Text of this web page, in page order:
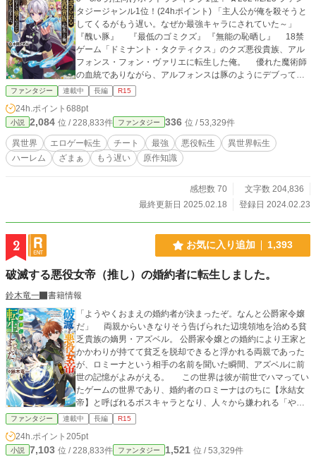
タジージャンル1位！(24hポイント) 「主人公が俺を殺そうと
してくるがもう遅い。なぜか最強キャラにされていた～」
『醜い豚』 『最低のゴミクズ』 『無能の恥晒し』 18禁
ゲーム「ドミナント・タクティクス」のクズ悪役貴族、アル
フォンス・フォン・ヴァリエに転生した俺。 優れた魔術師
の血統でありながら、アルフォンスは豚のようにデブってお
り、性格は傲慢かつ怠惰。しかも女の子を痛ぶるのが性癖の
ゴミクズ。 魔術の鍛錬はまったくしてないから、戦闘でも
クソ雑魚であった。 ゲーム序盤で主人公にボコられて、
悪事を暴かれて断罪される、ざまぁ対象であった。 プレイ
ヤーをスカッとさせるためだけの存在。 そんな破滅の運命
を回避するため、俺はレベルを上げまくって強くなる。 つ
いでに痩せて、女の子にも優しくなったら……なぜか主人公
人公だ」 「お前のせいで原作が壊れた。絶対に許さない。お
前を殺す」 「理不尽すぎません？」 原作原理主義の主人公
ファンタジー 連載中 長編 R15
24h.ポイント 688pt
小説 2,084 位 / 228,833件 ファンタジー 336 位 / 53,329件
異世界 エロゲー転生 チート 最強 悪役転生
異世界転生
ハーレム
ざまぁ もう遅い 原作知識
感想数 70
文字数 204,836
最終更新日 2025.02.18
登録日 2024.02.23
2 お気に入り追加 1,393
破滅する悪役女帝（推し）の婚約者に転生しました。
鈴木竜一
書籍情報
「ようやくおまえの婚約者が決まったぞ。なんと公爵家令嬢
だ」 両親からいきなりそう告げられた辺境領地を治める貧
乏貴族の嫡男・アズベル。 公爵家令嬢との婚約により王家と
かかわりが持てて貧乏を脱却できると浮かれる両親であった
が、ロミーナという相手の名前を聞いた瞬間、アズベルに前
世の記憶がよみがえる。 この世界は彼が前世でハマってい
たゲームの世界であり、婚約者のロミーナはのちに【氷結女
帝】と呼ばれるボスキャラとなり、人々から嫌われる「やら
れ役」だったのだ。おまけに、主人公に倒された後は婚約者
である自分も消滅してしまう運命であることも…… しかし、
そんな女帝ロミーナも幼い頃は大人しくて優しいヒロイン級
の美少女であると判明する。彼女は常人離れした魔力量を有
ファンタジー 連載中 長編 R15
24h.ポイント 205pt
小説 7,103 位 / 228,833件 ファンタジー 1,521 位 / 53,329件